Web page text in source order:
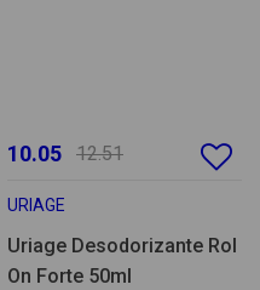
10.05 12.51
URIAGE
Uriage Desodorizante Rol
On Forte 50ml